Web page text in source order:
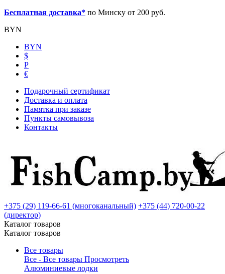
Бесплатная доставка* по Минску от 200 руб.
BYN
BYN
$
Р
€
Подарочный сертификат
Доставка и оплата
Памятка при заказе
Пункты самовывоза
Контакты
+375 (29) 119-66-61 (многоканальный) +375 (44) 720-00-22
(директор)
Каталог товаров
Каталог товаров
Все товары
Все - Все товары Просмотреть
Алюминиевые лодки